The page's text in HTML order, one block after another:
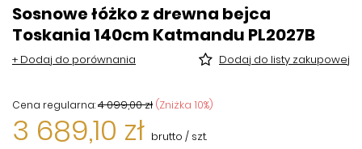
Sosnowe łóżko z drewna bejca
Toskania 140cm Katmandu PL2027B
+ Dodaj do porównania Dodaj do listy zakupowej
Cena regularna:4 099,00 zł (Zniżka 10%)
3 689,10 zł brutto / szt.